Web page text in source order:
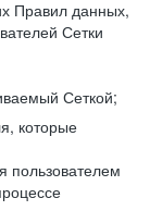
Правил данных,
Сетки
Сеткой;
которые
пользователем